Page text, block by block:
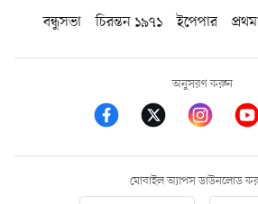
বন্ধুসভা
চিরন্তন ১৯৭১ ইপেপার
অনুসরণ করুন
মোবাইল অ্যাপস ডাউনলোড